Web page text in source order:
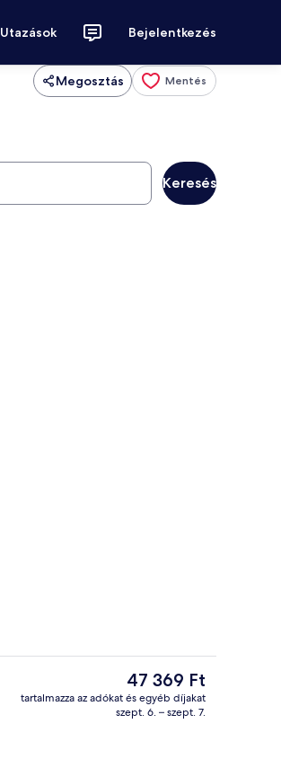
Utazások Bejelentkezés
Megosztás Mentés
Keresés
Business szoba, 1 king (extra
A
jelenlegi
ár
47 369 Ft
tartalmazza az adókat és egyéb díjakat
szept. 6. – szept. 7.